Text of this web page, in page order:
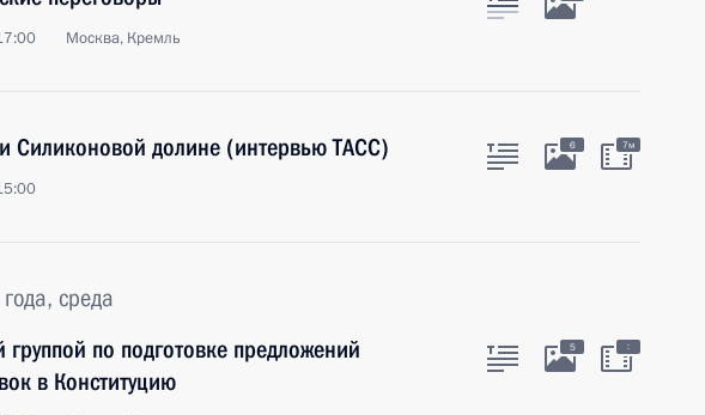
Москва, Кремль
Силиконовой долине (интервью ТАСС) 6 7м
среда
группой по подготовке предложений
в Конституцию
5 :